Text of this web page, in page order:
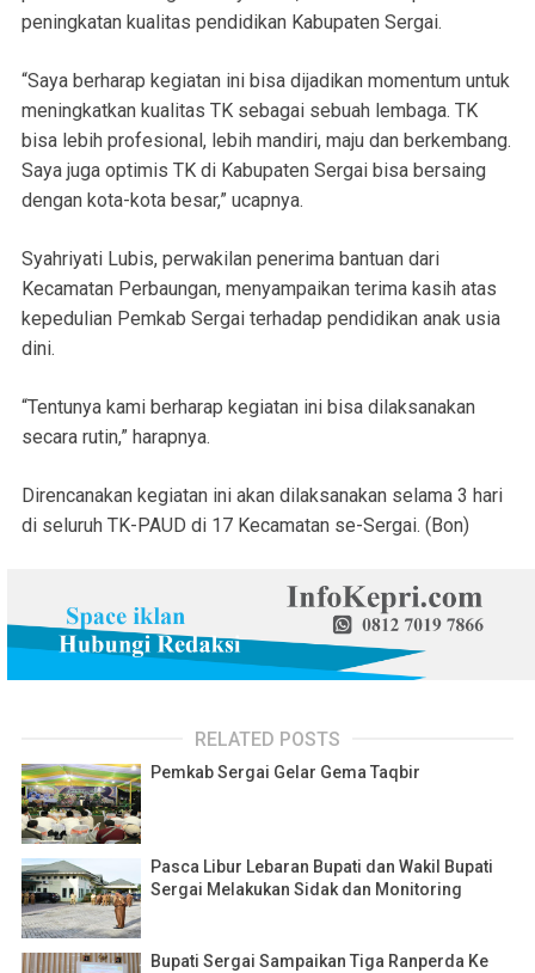
peningkatan kualitas pendidikan Kabupaten Sergai.
“Saya berharap kegiatan ini bisa dijadikan momentum untuk
meningkatkan kualitas TK sebagai sebuah lembaga. TK
bisa lebih profesional, lebih mandiri, maju dan berkembang.
Saya juga optimis TK di Kabupaten Sergai bisa bersaing
dengan kota-kota besar,” ucapnya.
Syahriyati Lubis, perwakilan penerima bantuan dari
Kecamatan Perbaungan, menyampaikan terima kasih atas
kepedulian Pemkab Sergai terhadap pendidikan anak usia
dini.
“Tentunya kami berharap kegiatan ini bisa dilaksanakan
secara rutin,” harapnya.
Direncanakan kegiatan ini akan dilaksanakan selama 3 hari
di seluruh TK-PAUD di 17 Kecamatan se-Sergai. (Bon)
RELATED POSTS
Pemkab Sergai Gelar Gema Taqbir
Pasca Libur Lebaran Bupati dan Wakil Bupati
Sergai Melakukan Sidak dan Monitoring
Bupati Sergai Sampaikan Tiga Ranperda Ke